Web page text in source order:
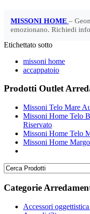
MISSONI HOME –
emozionano. Richiedi
Etichettato sotto
missoni home
accappatoio
Prodotti Outlet
Missoni Telo Mare
Missoni Home Telo
Riservato
Missoni Home Telo
Missoni Home
Categorie
Accessori oggettistica